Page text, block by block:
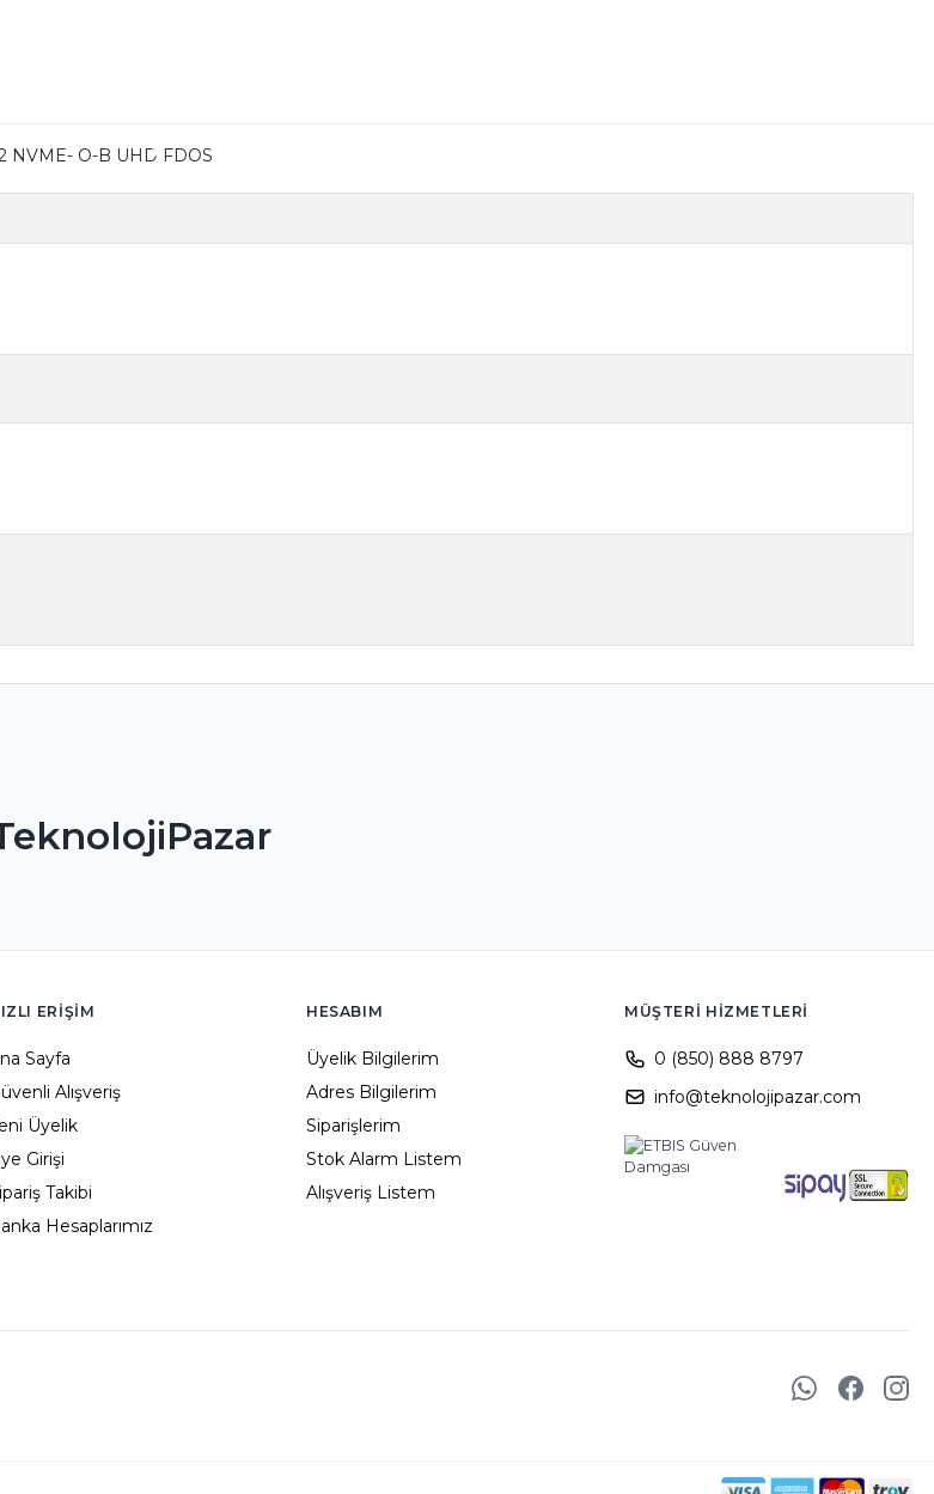
NVME- O-B UHD FDOS
ERIŞIM
Sayfa
Alışveriş
Üyelik
Girişi
Takibi
Hesaplarımız
HESABIM
Üyelik Bilgilerim
Adres Bilgilerim
Siparişlerim
Stok Alarm Listem
Alışveriş Listem
MÜŞTERI HIZMETLERI
0 (850) 888 8797
info@teknolojipazar.com